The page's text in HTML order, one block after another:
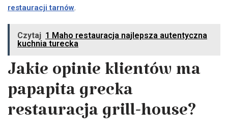
restauracji tarnów.
Czytaj 1 Maho restauracja najlepsza autentyczna
kuchnia turecka
Jakie opinie klientów ma
papapita grecka
restauracja grill-house?